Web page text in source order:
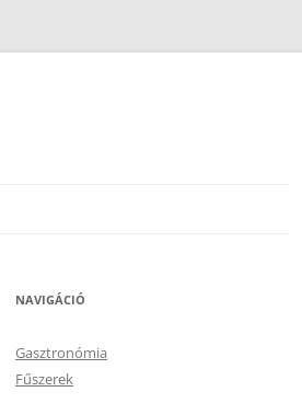
NAVIGÁCIÓ
Gasztronómia
Fűszerek